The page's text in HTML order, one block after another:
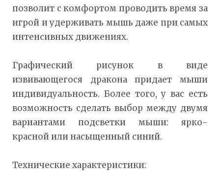
позволит с комфортом проводить время за
игрой и удерживать мышь даже при самых
интенсивных движениях.
Графический рисунок в виде
извивающегося дракона придает мыши
индивидуальность. Более того, у вас есть
возможность сделать выбор между двумя
вариантами подсветки мыши: ярко-
красной или насыщенный синий.
Технические характеристики: